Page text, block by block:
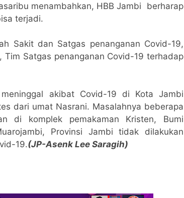
menambahkan, HBB Jambi berharap
terjadi.
Sakit dan Satgas penanganan Covid-19,
Satgas penanganan Covid-19 terhadap
akibat Covid-19 di Kota Jambi
dari umat Nasrani. Masalahnya beberapa
di komplek pemakaman Kristen, Bumi
Provinsi Jambi tidak dilakukan
19.(JP-Asenk Lee Saragih)